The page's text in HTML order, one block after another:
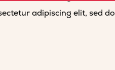
adipiscing elit, sed do